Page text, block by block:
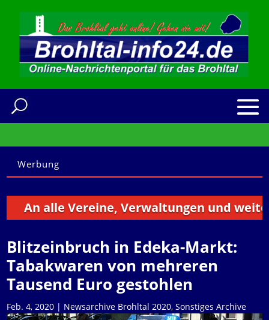
Werbung
An alle Vereine, Verwaltungen und weitere
Blitzeinbruch in Edeka-Markt:
Tabakwaren von mehreren
Tausend Euro gestohlen
Feb. 4, 2020 | Newsarchive Brohltal 2020, Sonstiges Archive